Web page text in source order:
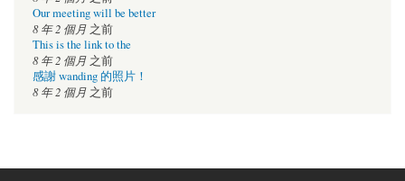
Our meeting will be better
8 年 2 個月 之前
This is the link to the
8 年 2 個月 之前
感謝 wanding 的照片！
8 年 2 個月 之前